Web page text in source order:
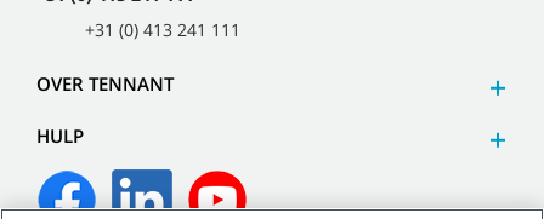
+31 (0) 413 241 111
OVER TENNANT
HULP